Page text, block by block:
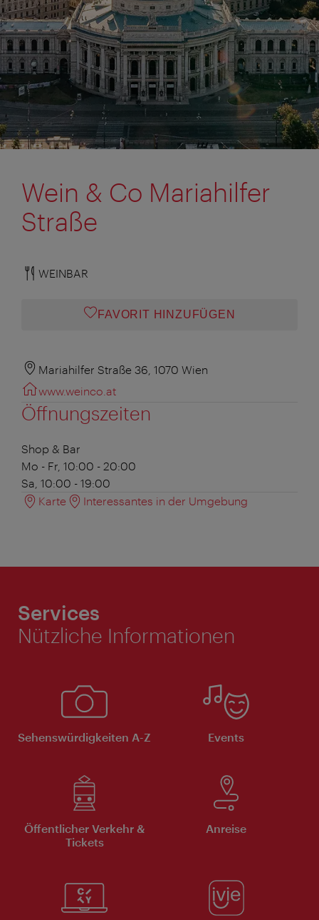
Wein & Co Mariahilfer
Straße
WEINBAR
FAVORIT HINZUFÜGEN
Mariahilfer Straße 36, 1070 Wien
www.weinco.at
Öffnungszeiten
Shop & Bar
Mo - Fr, 10:00 - 20:00
Sa, 10:00 - 19:00
Karte
Interessantes in der Umgebung
Services
Nützliche Informationen
Sehenswürdigkeiten A-Z Events
Öffentlicher Verkehr &
Tickets
Anreise